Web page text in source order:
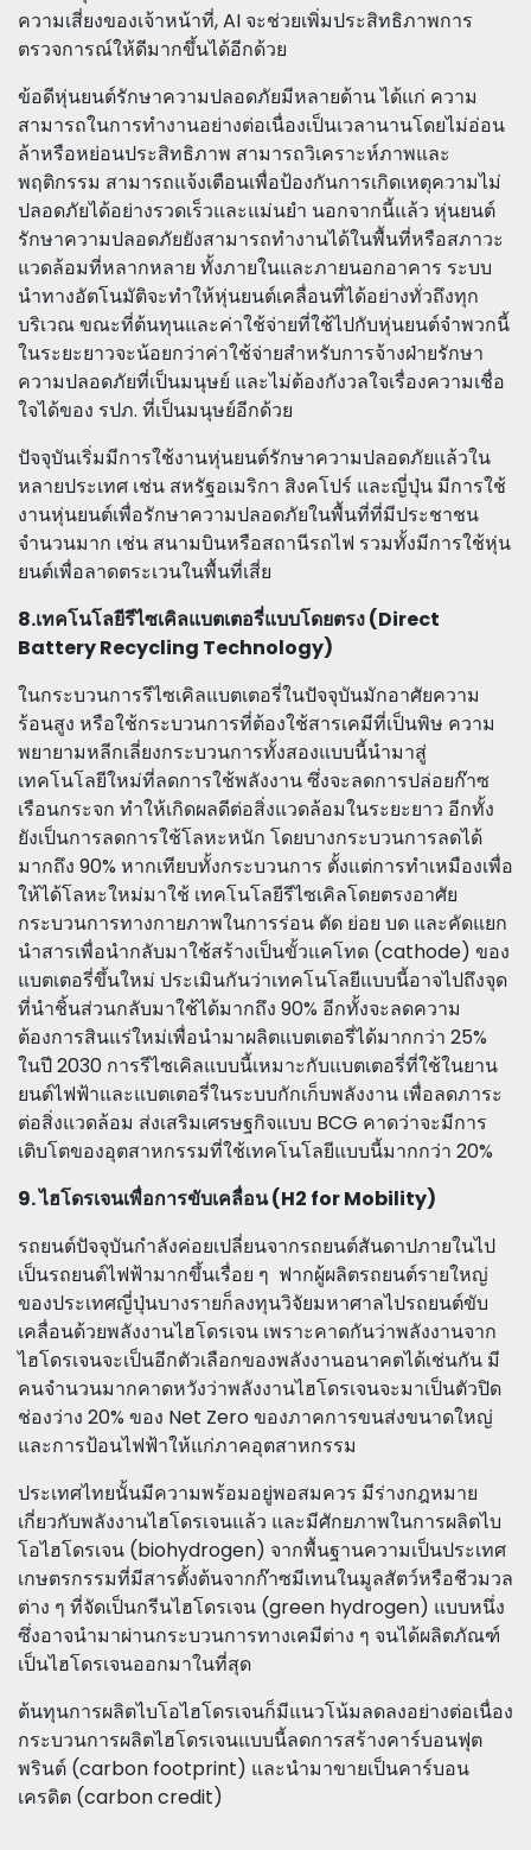
ความเสี่ยงของเจ้าหน้าที่, AI จะช่วยเพิ่มประสิทธิภาพการ
ตรวจการณ์ให้ดีมากขึ้นได้อีกด้วย
ข้อดีหุ่นยนต์รักษาความปลอดภัยมีหลายด้าน ได้แก่ ความ
สามารถในการทำงานอย่างต่อเนื่องเป็นเวลานานโดยไม่อ่อน
ล้าหรือหย่อนประสิทธิภาพ สามารถวิเคราะห์ภาพและ
พฤติกรรม สามารถแจ้งเตือนเพื่อป้องกันการเกิดเหตุความไม่
ปลอดภัยได้อย่างรวดเร็วและแม่นยำ นอกจากนี้แล้ว หุ่นยนต์
รักษาความปลอดภัยยังสามารถทำงานได้ในพื้นที่หรือสภาวะ
แวดล้อมที่หลากหลาย ทั้งภายในและภายนอกอาคาร ระบบ
นำทางอัตโนมัติจะทำให้หุ่นยนต์เคลื่อนที่ได้อย่างทั่วถึงทุก
บริเวณ ขณะที่ต้นทุนและค่าใช้จ่ายที่ใช้ไปกับหุ่นยนต์จำพวกนี้
ในระยะยาวจะน้อยกว่าค่าใช้จ่ายสำหรับการจ้างฝ่ายรักษา
ความปลอดภัยที่เป็นมนุษย์ และไม่ต้องกังวลใจเรื่องความเชื่อ
ใจได้ของ รปภ. ที่เป็นมนุษย์อีกด้วย
ปัจจุบันเริ่มมีการใช้งานหุ่นยนต์รักษาความปลอดภัยแล้วใน
หลายประเทศ เช่น สหรัฐอเมริกา สิงคโปร์ และญี่ปุ่น มีการใช้
งานหุ่นยนต์เพื่อรักษาความปลอดภัยในพื้นที่ที่มีประชาชน
จำนวนมาก เช่น สนามบินหรือสถานีรถไฟ รวมทั้งมีการใช้หุ่น
ยนต์เพื่อลาดตระเวนในพื้นที่เสี่ย
8.เทคโนโลยีรีไซเคิลแบตเตอรี่แบบโดยตรง (Direct
Battery Recycling Technology)
ในกระบวนการรีไซเคิลแบตเตอรี่ในปัจจุบันมักอาศัยความ
ร้อนสูง หรือใช้กระบวนการที่ต้องใช้สารเคมีที่เป็นพิษ ความ
พยายามหลีกเลี่ยงกระบวนการทั้งสองแบบนี้นำมาสู่
เทคโนโลยีใหม่ที่ลดการใช้พลังงาน ซึ่งจะลดการปล่อยก๊าซ
เรือนกระจก ทำให้เกิดผลดีต่อสิ่งแวดล้อมในระยะยาว อีกทั้ง
ยังเป็นการลดการใช้โลหะหนัก โดยบางกระบวนการลดได้
มากถึง 90% หากเทียบทั้งกระบวนการ ตั้งแต่การทำเหมืองเพื่อ
ให้ได้โลหะใหม่มาใช้ เทคโนโลยีรีไซเคิลโดยตรงอาศัย
กระบวนการทางกายภาพในการร่อน ตัด ย่อย บด และคัดแยก
นำสารเพื่อนำกลับมาใช้สร้างเป็นขั้วแคโทด (cathode) ของ
แบตเตอรี่ขึ้นใหม่ ประเมินกันว่าเทคโนโลยีแบบนี้อาจไปถึงจุด
ที่นำชิ้นส่วนกลับมาใช้ได้มากถึง 90% อีกทั้งจะลดความ
ต้องการสินแร่ใหม่เพื่อนำมาผลิตแบตเตอรี่ได้มากกว่า 25%
ในปี 2030 การรีไซเคิลแบบนี้เหมาะกับแบตเตอรี่ที่ใช้ในยาน
ยนต์ไฟฟ้าและแบตเตอรี่ในระบบกักเก็บพลังงาน เพื่อลดภาระ
ต่อสิ่งแวดล้อม ส่งเสริมเศรษฐกิจแบบ BCG คาดว่าจะมีการ
เติบโตของอุตสาหกรรมที่ใช้เทคโนโลยีแบบนี้มากกว่า 20%
9. ไฮโดรเจนเพื่อการขับเคลื่อน (H2 for Mobility)
รถยนต์ปัจจุบันกำลังค่อยเปลี่ยนจากรถยนต์สันดาปภายในไป
เป็นรถยนต์ไฟฟ้ามากขึ้นเรื่อย ๆ ฟากผู้ผลิตรถยนต์รายใหญ่
ของประเทศญี่ปุ่นบางรายก็ลงทุนวิจัยมหาศาลไปรถยนต์ขับ
เคลื่อนด้วยพลังงานไฮโดรเจน เพราะคาดกันว่าพลังงานจาก
ไฮโดรเจนจะเป็นอีกตัวเลือกของพลังงานอนาคตได้เช่นกัน มี
คนจำนวนมากคาดหวังว่าพลังงานไฮโดรเจนจะมาเป็นตัวปิด
ช่องว่าง 20% ของ Net Zero ของภาคการขนส่งขนาดใหญ่
และการป้อนไฟฟ้าให้แก่ภาคอุตสาหกรรม
ประเทศไทยนั้นมีความพร้อมอยู่พอสมควร มีร่างกฎหมาย
เกี่ยวกับพลังงานไฮโดรเจนแล้ว และมีศักยภาพในการผลิตไบ
โอไฮโดรเจน (biohydrogen) จากพื้นฐานความเป็นประเทศ
เกษตรกรรมที่มีสารตั้งต้นจากก๊าซมีเทนในมูลสัตว์หรือชีวมวล
ต่าง ๆ ที่จัดเป็นกรีนไฮโดรเจน (green hydrogen) แบบหนึ่ง
ซึ่งอาจนำมาผ่านกระบวนการทางเคมีต่าง ๆ จนได้ผลิตภัณฑ์
เป็นไฮโดรเจนออกมาในที่สุด
ต้นทุนการผลิตไบโอไฮโดรเจนก็มีแนวโน้มลดลงอย่างต่อเนื่อง
กระบวนการผลิตไฮโดรเจนแบบนี้ลดการสร้างคาร์บอนฟุต
พรินต์ (carbon footprint) และนำมาขายเป็นคาร์บอน
เครดิต (carbon credit)